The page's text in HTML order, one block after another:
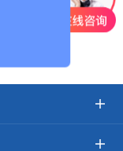
品成分有很好的相
好的分散性质，无